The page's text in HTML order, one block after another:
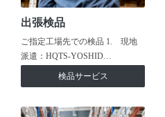
出張検品
ご指定工場先での検品 1. 現地
派遣：HQTS-YOSHID…
検品サービス